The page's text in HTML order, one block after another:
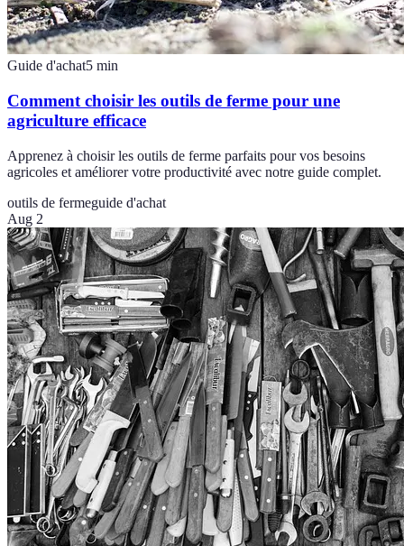
Guide d'achat5 min
Comment choisir les outils de ferme pour une
agriculture efficace
Apprenez à choisir les outils de ferme parfaits pour vos besoins
agricoles et améliorer votre productivité avec notre guide complet.
outils de fermeguide d'achat
Aug 2